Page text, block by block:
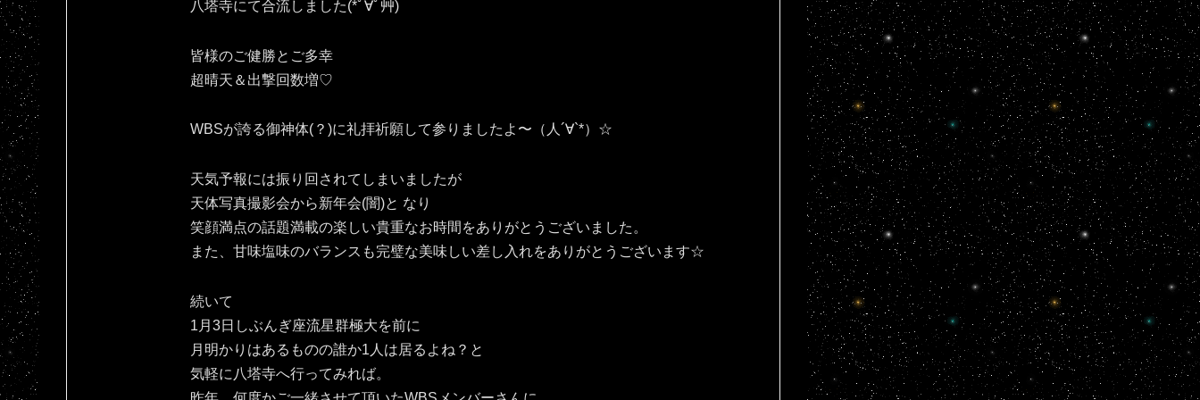
八塔寺にて合流しました(*ﾟ∀ﾟ艸)
皆様のご健勝とご多幸
超晴天＆出撃回数増♡
WBSが誇る御神体(？)に礼拝祈願して参りましたよ〜（人´∀`*）☆
天気予報には振り回されてしまいましたが
天体写真撮影会から新年会(闇)と なり
笑顔満点の話題満載の楽しい貴重なお時間をありがとうございました。
また、甘味塩味のバランスも完璧な美味しい差し入れをありがとうございます☆
続いて
1月3日しぶんぎ座流星群極大を前に
月明かりはあるものの誰か1人は居るよね？と
気軽に八塔寺へ行ってみれば。